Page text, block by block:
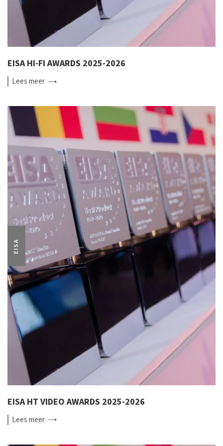
EISA HI-FI AWARDS 2025-2026
Leesmeer
EISA
EISA HT VIDEO AWARDS 2025-2026
Leesmeer